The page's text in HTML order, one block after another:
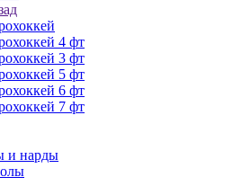
4 фт
3 фт
5 фт
6 фт
7 фт
и нарды